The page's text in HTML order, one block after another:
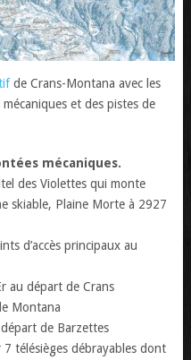
de Crans-Montana avec les
et des pistes de
mécaniques.
des Violettes qui monte
skiable, Plaine Morte à 2927
d’accès principaux au
au départ de Crans
Montana
de Barzettes
télésièges débrayables dont